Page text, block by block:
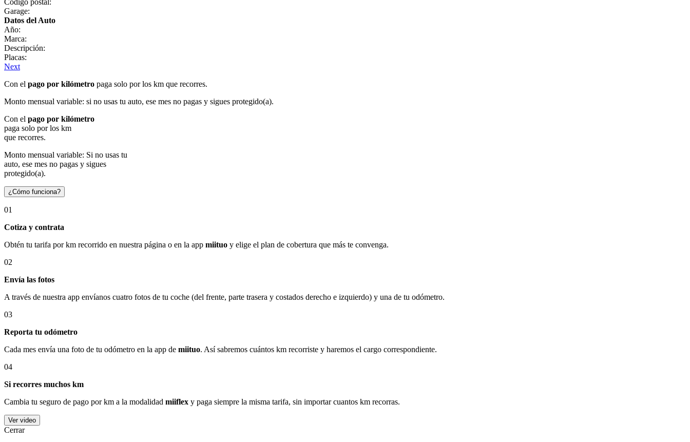
Garage:
Datos del Auto
Año:
Marca:
Descripción:
Placas:
Next
Con el pago por kilómetro paga solo por los km que recorres.
Monto mensual variable: si no usas tu auto, ese mes no pagas y sigues protegido(a).
Con el pago por kilómetro
paga solo por los km
que recorres.
Monto mensual variable: Si no usas tu
auto, ese mes no pagas y sigues
protegido(a).
¿Cómo funciona?
01
Cotiza y contrata
Obtén tu tarifa por km recorrido en nuestra página o en la app miituo y elige el plan de cobertura que más te convenga.
02
Envía las fotos
A través de nuestra app envíanos cuatro fotos de tu coche (del frente, parte trasera y costados derecho e izquierdo) y una de tu odómetro.
03
Reporta tu odómetro
Cada mes envía una foto de tu odómetro en la app de miituo. Así sabremos cuántos km recorriste y haremos el cargo correspondiente.
04
Si recorres muchos km
Cambia tu seguro de pago por km a la modalidad miiflex y paga siempre la misma tarifa, sin importar cuantos km recorras.
Ver video
Cerrar